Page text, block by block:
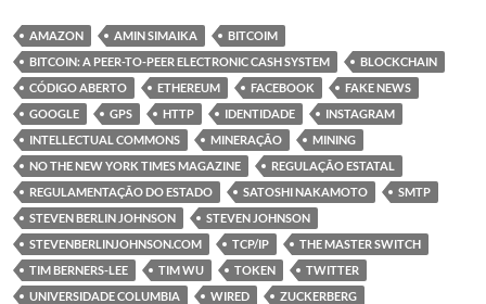
AMAZON AMIN SIMAIKA
BITCOIM
BITCOIN: A PEER-TO-PEER ELECTRONIC CASH SYSTEM
BLOCKCHAIN
CÓDIGO ABERTO
ETHEREUM FACEBOOK
FAKE NEWS
GOOGLE
GPS HTTP IDENTIDADE
INSTAGRAM
INTELLECTUAL COMMONS
MINERAÇÃO
MINING
NO THE NEW YORK TIMES MAGAZINE
REGULAÇÃO ESTATAL
REGULAMENTAÇÃO DO ESTADO
SATOSHI NAKAMOTO
SMTP
STEVEN BERLIN JOHNSON
STEVEN JOHNSON
STEVENBERLINJOHNSON.COM
TCP/IP
THE MASTER SWITCH
TIM BERNERS-LEE
TIM WU TOKEN
TWITTER
UNIVERSIDADE COLUMBIA
WIRED ZUCKERBERG